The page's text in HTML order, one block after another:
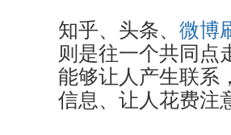
知乎、头条、 微博
则是往一个共同点
能够让人产生联系
信息、让人花费注